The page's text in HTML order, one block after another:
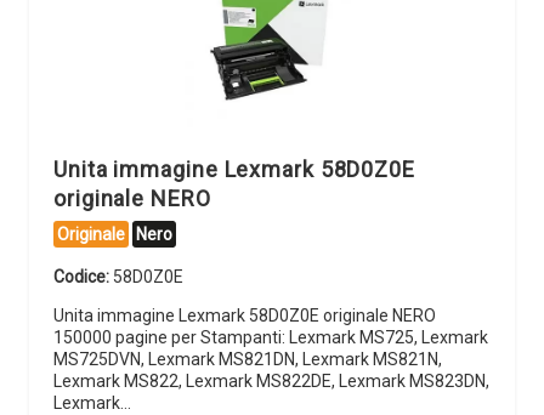
Unita immagine Lexmark 58D0Z0E
originale NERO
Originale Nero
Codice: 58D0Z0E
Unita immagine Lexmark 58D0Z0E originale NERO
150000 pagine per Stampanti: Lexmark MS725, Lexmark
MS725DVN, Lexmark MS821DN, Lexmark MS821N,
Lexmark MS822, Lexmark MS822DE, Lexmark MS823DN,
Lexmark…